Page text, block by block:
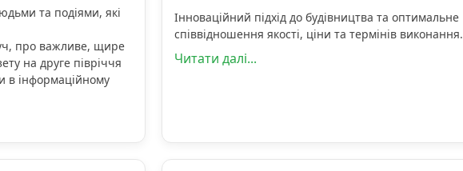
та подіями, які
про важливе, щире
на друге півріччя
в інформаційному
Інноваційний підхід до будівництва та оптимальне
співвідношення якості, ціни та термінів виконання.
Читати далі...